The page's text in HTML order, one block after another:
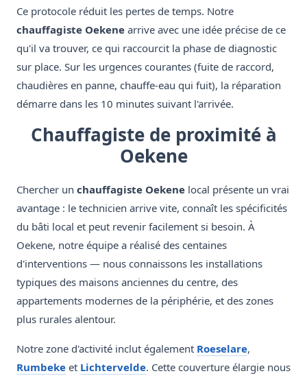
Ce protocole réduit les pertes de temps. Notre
chauffagiste Oekene arrive avec une idée précise de ce
qu'il va trouver, ce qui raccourcit la phase de diagnostic
sur place. Sur les urgences courantes (fuite de raccord,
chaudières en panne, chauffe-eau qui fuit), la réparation
démarre dans les 10 minutes suivant l'arrivée.
Chauffagiste de proximité à
Oekene
Chercher un chauffagiste Oekene local présente un vrai
avantage : le technicien arrive vite, connaît les spécificités
du bâti local et peut revenir facilement si besoin. À
Oekene, notre équipe a réalisé des centaines
d'interventions — nous connaissons les installations
typiques des maisons anciennes du centre, des
appartements modernes de la périphérie, et des zones
plus rurales alentour.
Notre zone d'activité inclut également Roeselare,
Rumbeke et Lichtervelde. Cette couverture élargie nous